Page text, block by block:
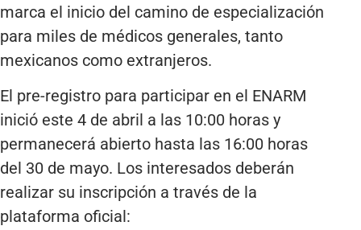
marca el inicio del camino de especialización
para miles de médicos generales, tanto
mexicanos como extranjeros.
El pre-registro para participar en el ENARM
inició este 4 de abril a las 10:00 horas y
permanecerá abierto hasta las 16:00 horas
del 30 de mayo. Los interesados deberán
realizar su inscripción a través de la
plataforma oficial: